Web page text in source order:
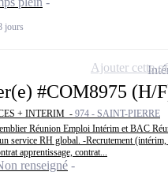
jours
#COM8975 (H/
+ INTERIM - 974 - SAINT-PIERRE
Réunion Emploi Intérim et BAC
service RH global. -Recrutement
apprentissage, contrat...
renseigné
Ajouter cette